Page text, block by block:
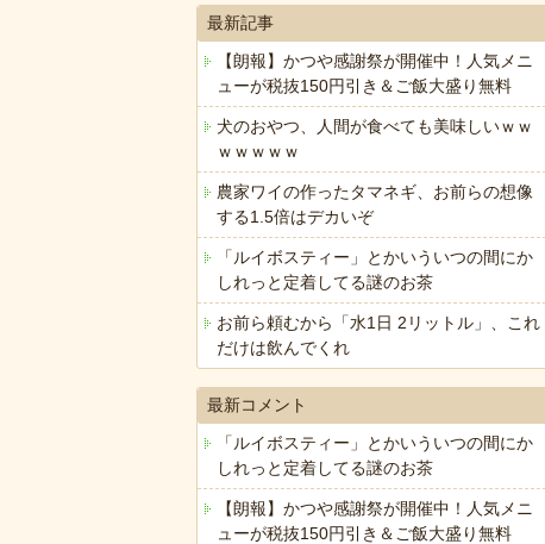
最新記事
【朗報】かつや感謝祭が開催中！人気メニ
ューが税抜150円引き＆ご飯大盛り無料
犬のおやつ、人間が食べても美味しいｗｗ
ｗｗｗｗｗ
農家ワイの作ったタマネギ、お前らの想像
する1.5倍はデカいぞ
「ルイボスティー」とかいういつの間にか
しれっと定着してる謎のお茶
お前ら頼むから「水1日 2リットル」、これ
だけは飲んでくれ
最新コメント
「ルイボスティー」とかいういつの間にか
しれっと定着してる謎のお茶
【朗報】かつや感謝祭が開催中！人気メニ
ューが税抜150円引き＆ご飯大盛り無料